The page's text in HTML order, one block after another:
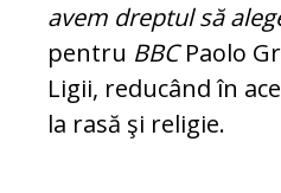
avem dreptul să
pentru BBCPaolo
Ligii, reducând în
la rasă şi religie.